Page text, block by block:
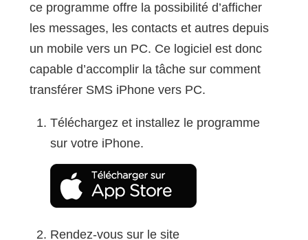
ce programme offre la possibilité d’afficher
les messages, les contacts et autres depuis
un mobile vers un PC. Ce logiciel est donc
capable d’accomplir la tâche sur comment
transférer SMS iPhone vers PC.
Téléchargez et installez le programme
sur votre iPhone.
Rendez-vous sur le site